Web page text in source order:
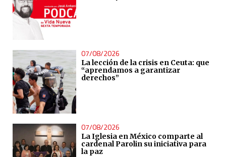
07/08/2026
La lección de la crisis en Ceuta: que
“aprendamos a garantizar
derechos”
07/08/2026
La Iglesia en México comparte al
cardenal Parolin su iniciativa para
la paz